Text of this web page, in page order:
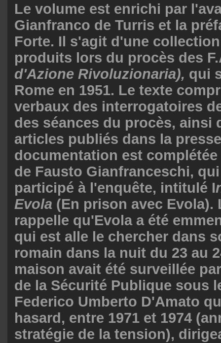
Le volume est enrichi par
Gianfranco de Turris et la
Forte. Il s'agit d'une
produits lors du procès des
d'Azione Rivoluzionaria), qui
Rome en 1951. Le texte
verbaux des interrogatoires
des séances du procès, ainsi
articles publiés dans la
documentation est
de Fausto Gianfranceschi,
participé à l'enquête, intitulé I
Evola (En prison avec Evola).
rappelle qu'Evola a été
qui est alle le chercher dans
romain dans la nuit du 23 au
maison avait été surveillée
de la Sécurité Publique sous
Federico Umberto D'Amato
hasard, entre 1971 et 1974
stratégie de la tension),